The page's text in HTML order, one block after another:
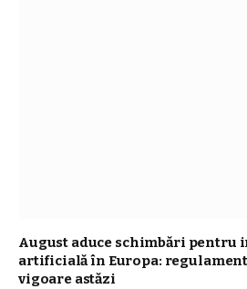
August aduce schimbări pentru
artificială în Europa:
vigoare astăzi